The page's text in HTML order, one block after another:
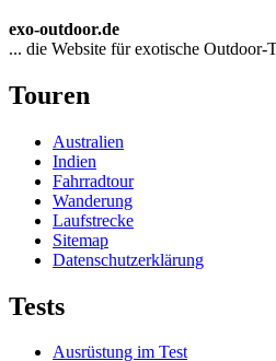
exo-outdoor.de
... die Website für exotische Outdoor-
Touren
Australien
Indien
Fahrradtour
Wanderung
Laufstrecke
Sitemap
Datenschutzerklärung
Tests
Ausrüstung im Test